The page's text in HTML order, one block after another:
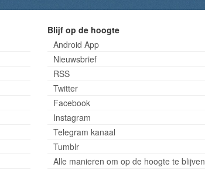
Blijf op de hoogte
Android App
Nieuwsbrief
RSS
Twitter
Facebook
Instagram
Telegram kanaal
Tumblr
Alle manieren om op de hoogte te blijven